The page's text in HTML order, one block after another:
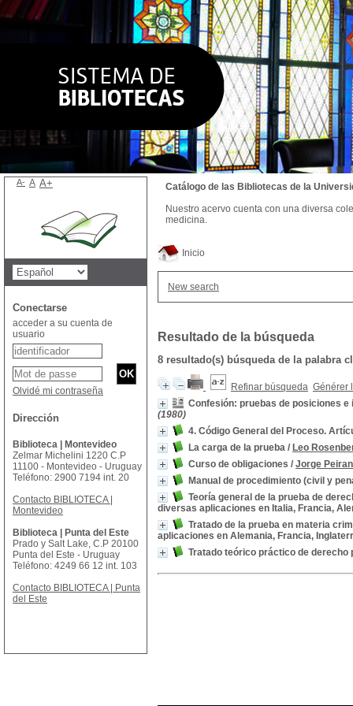
Inicio
New search
Resultado de la búsqueda
8 resultado(s) búsqueda de la palabra
Refinar búsqueda Générer
Confesión: pruebas de posiciones
(1980)
4. Código General del Proceso.
La carga de la prueba / Leo
Curso de obligaciones / Jorge
Manual de procedimiento (civil y
Teoría general de la prueba de
diversas aplicaciones en Italia, Francia,
Tratado de la prueba en materia
aplicaciones en Alemania, Francia,
Tratado teórico práctico de
Catálogo de las Bibliotecas de la
Nuestro acervo cuenta con una diversa
medicina.
A- A A+
Conectarse
acceder a su cuenta de
usuario
Olvidé mi contraseña
Dirección
Biblioteca | Montevideo
Zelmar Michelini 1220 C.P
11100 - Montevideo - Uruguay
Teléfono: 2900 7194 int. 20
Contacto BIBLIOTECA |
Montevideo
Biblioteca | Punta del Este
Prado y Salt Lake, C.P 20100
Punta del Este - Uruguay
Teléfono: 4249 66 12 int. 103
Contacto BIBLIOTECA | Punta
del Este